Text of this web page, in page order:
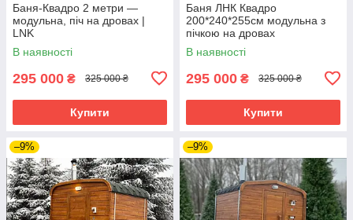
Баня-Квадро 2 метри —
модульна, піч на дровах |
LNK
В наявності
295 000 ₴ 325 000 ₴
Купити
Баня ЛНК Квадро
200*240*255см модульна з
пічкою на дровах
В наявності
295 000 ₴ 325 000 ₴
Купити
–9% –9%